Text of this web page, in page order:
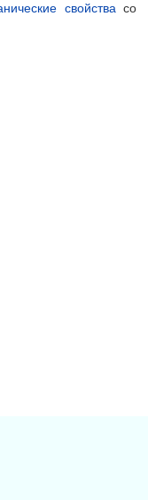
свойствасо